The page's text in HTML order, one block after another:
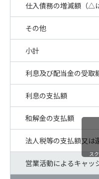
仕入債務の増減額（△
その他
小計
利息及び配当金の受取
利息の支払額
和解金の支払額
法人税等の支払額又は
営業活動によるキャッ
ス